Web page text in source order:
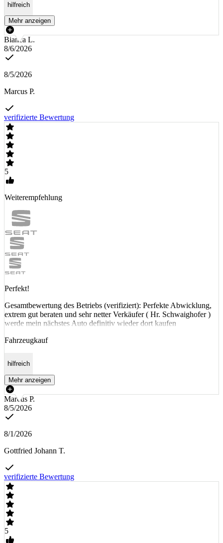
hilfreich
Mehr anzeigen
Bianca L.
8/6/2026
8/5/2026
Marcus P.
verifizierte Bewertung
5
Weiterempfehlung
Perfekt!
Gesamtbewertung des Betriebs (verifiziert): Perfekte Abwicklung,
extrem gut beraten und sehr netter Verkäufer ( Hr. Schwaighofer )
werde mein nächstes Auto definitiv wieder dort kaufen
Fahrzeugkauf
hilfreich
Mehr anzeigen
Marcus P.
8/5/2026
8/1/2026
Gottfried Johann T.
verifizierte Bewertung
5